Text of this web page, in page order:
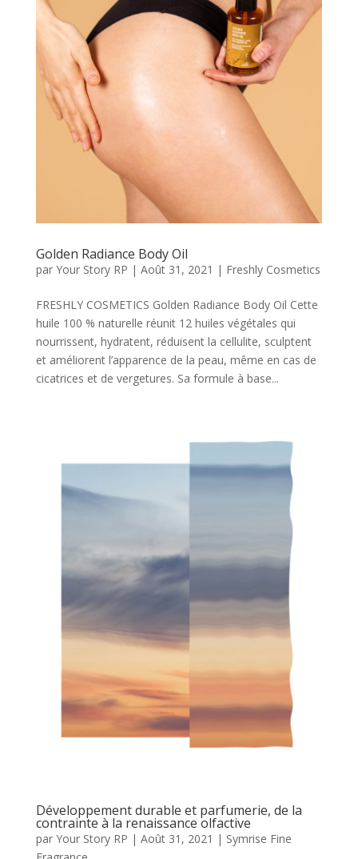
Golden Radiance Body Oil
par Your Story RP | Août 31, 2021 | Freshly Cosmetics
FRESHLY COSMETICS Golden Radiance Body Oil Cette
huile 100 % naturelle réunit 12 huiles végétales qui
nourrissent, hydratent, réduisent la cellulite, sculptent
et améliorent l’apparence de la peau, même en cas de
cicatrices et de vergetures. Sa formule à base...
Développement durable et parfumerie, de la
contrainte à la renaissance olfactive
par Your Story RP | Août 31, 2021 | Symrise Fine